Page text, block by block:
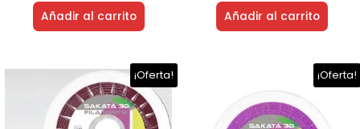
Añadir al carrito Añadir al carrito
¡Oferta!
El
precio
original
era:
$699.00.
El
precio
actual
es:
$450.00.
¡Oferta!
original
era:
$699.00.
El
precio
es:
$450.00.